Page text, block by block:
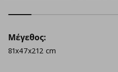
Μέγεθος:
81x47x212 cm